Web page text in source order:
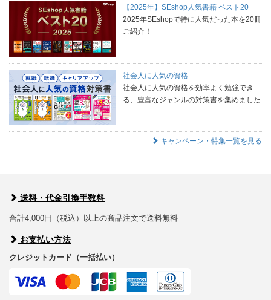
【2025年】SEshop人気書籍 ベスト20
2025年SEshopで特に人気だった本を20冊
ご紹介！
社会人に人気の資格
社会人に人気の資格を効率よく勉強でき
る、豊富なジャンルの対策書を集めました
キャンペーン・特集一覧を見る
送料・代金引換手数料
合計4,000円（税込）以上の商品注文で送料無料
お支払い方法
クレジットカード（一括払い）